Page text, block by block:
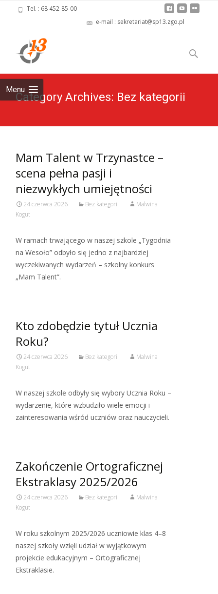
Tel. : 68 452-85-00
e-mail : sekretariat@sp13.zgo.pl
Menu
to
content
Szukaj:
Category Archives: Bez kategorii
Mam Talent w Trzynastce –
scena pełna pasji i
niezwykłych umiejętności
24 czerwca 2026 Bez kategorii
Malwina
Kogut
W ramach trwającego w naszej szkole „Tygodnia
na Wesoło” odbyło się jedno z najbardziej
wyczekiwanych wydarzeń – szkolny konkurs
„Mam Talent”.
Kto zdobędzie tytuł Ucznia
Roku?
24 czerwca 2026 Bez kategorii
Malwina
Kogut
W naszej szkole odbyły się wybory Ucznia Roku –
wydarzenie, które wzbudziło wiele emocji i
zainteresowania wśród uczniów oraz nauczycieli.
Zakończenie Ortograficznej
Ekstraklasy 2025/2026
24 czerwca 2026 Bez kategorii
Malwina
Kogut
W roku szkolnym 2025/2026 uczniowie klas 4–8
naszej szkoły wzięli udział w wyjątkowym
projekcie edukacyjnym – Ortograficznej
Ekstraklasie.